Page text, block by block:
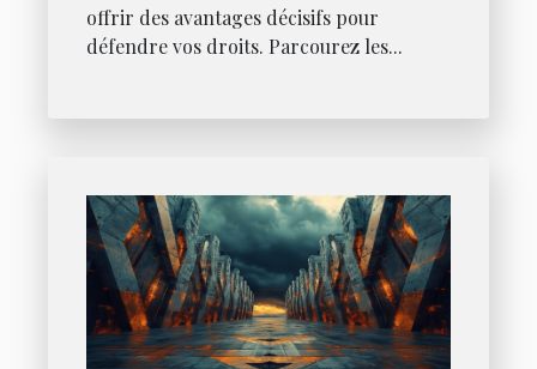
offrir des avantages décisifs pour
défendre vos droits. Parcourez les...